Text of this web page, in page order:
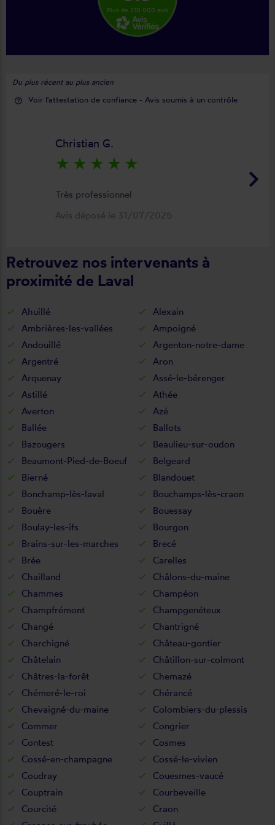
Plus de 210 000 avis
Du plus récent au plus ancien
help_outline Voir l'attestation de confiance - Avis soumis à un contrôle
keyboard_arrow_right
Christian G.
star_rate star_rate star_rate star_rate star_rate
Très professionnel
Avis déposé le 31/07/2026
Retrouvez nos intervenants à
proximité de Laval
Ahuillé
Alexain
Ambrières-les-vallées
Ampoigné
Andouillé
Argenton-notre-dame
Argentré
Aron
Arquenay
Assé-le-bérenger
Astillé
Athée
Averton
Azé
Ballée
Ballots
Bazougers
Beaulieu-sur-oudon
Beaumont-Pied-de-Boeuf
Belgeard
Bierné
Blandouet
Bonchamp-lès-laval
Bouchamps-lès-craon
Bouère
Bouessay
Boulay-les-ifs
Bourgon
Brains-sur-les-marches
Brecé
Brée
Carelles
Chailland
Châlons-du-maine
Chammes
Champéon
Champfrémont
Champgenéteux
Changé
Chantrigné
Charchigné
Château-gontier
Châtelain
Châtillon-sur-colmont
Châtres-la-forêt
Chemazé
Chémeré-le-roi
Chérancé
Chevaigné-du-maine
Colombiers-du-plessis
Commer
Congrier
Contest
Cosmes
Cossé-en-champagne
Cossé-le-vivien
Coudray
Couesmes-vaucé
Couptrain
Courbeveille
Courcité
Craon